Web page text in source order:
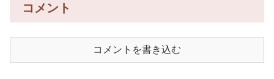
コメント
コメントを書き込む